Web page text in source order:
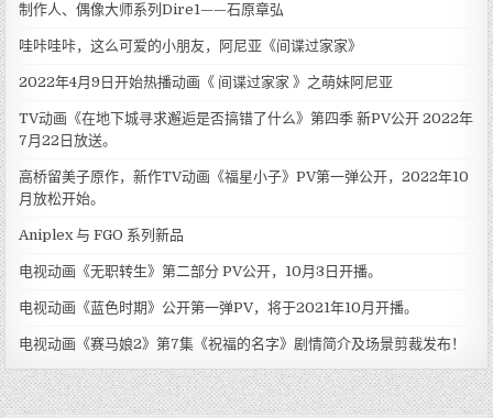
制作人、偶像大师系列Dire1——石原章弘
哇咔哇咔，这么可爱的小朋友，阿尼亚《间谍过家家》
2022年4月9日开始热播动画《 间谍过家家 》之萌妹阿尼亚
TV动画《在地下城寻求邂逅是否搞错了什么》第四季 新PV公开 2022年
7月22日放送。
高桥留美子原作，新作TV动画《福星小子》PV第一弹公开，2022年10
月放松开始。
Aniplex 与 FGO 系列新品
电视动画《无职转生》第二部分 PV公开，10月3日开播。
电视动画《蓝色时期》公开第一弹PV，将于2021年10月开播。
电视动画《赛马娘2》第7集《祝福的名字》剧情简介及场景剪裁发布！